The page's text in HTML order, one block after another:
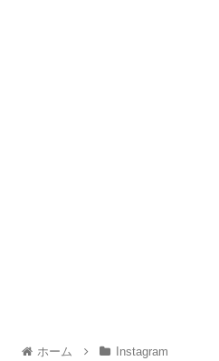
ホーム Instagram